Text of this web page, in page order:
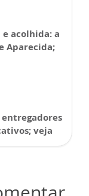
acolhida: a
Aparecida;
veja